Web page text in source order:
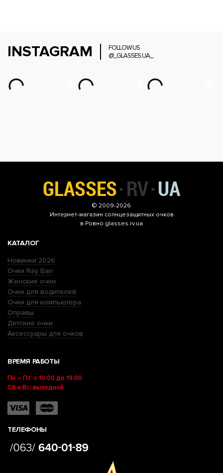
INSTAGRAM
FOLLOW US
@_GLASSES.UA_
© 2009-2026
Интернет-магазин солнцезащитных очков
в Ровно glasses.rv.ua
КАТАЛОГ
Новинки 2026
Очки Ray Ban
Женские очки
Очки для водителей
Очки для компьютера
Оправы
Детские очки
Аксессуары для очков
ВРЕМЯ РАБОТЫ
Пн – Пт: с 10:00 до 19:00
Сб и Вс: выходной
ТЕЛЕФОНЫ